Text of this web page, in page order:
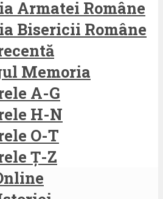
Armatei Române
Bisericii Române
Memoria
A-G
H-N
O-T
Ț-Z